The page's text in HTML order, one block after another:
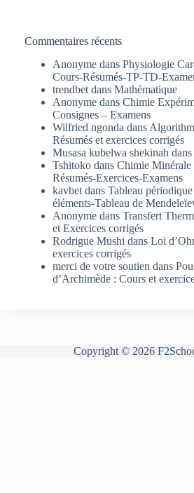
Commentaires récents
Anonyme dans Physiologie
Cours-Résumés-TP-TD-
trendbet dans Mathématique
Anonyme dans Chimie
Consignes – Examens
Wilfried ngonda dans
Résumés et exercices corrigés
Musasa kubelwa shekinah dans
Tshitoko dans Chimie Minérale
Résumés-Exercices-Examens
kavbet dans Tableau périodique
éléments-Tableau de
Anonyme dans Transfert
et Exercices corrigés
Rodrigue Mushi dans Loi
exercices corrigés
merci de votre soutien dans
d’Archimède : Cours et
Copyright © 2026